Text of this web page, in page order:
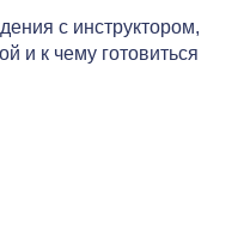
с инструктором,
и к чему готовиться